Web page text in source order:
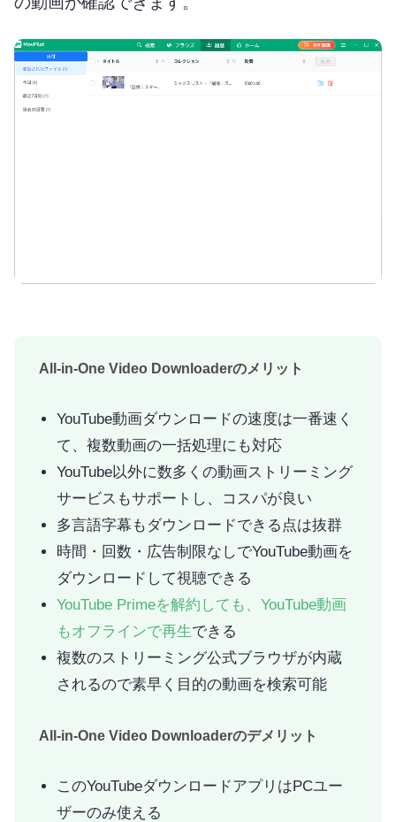
All-in-One Video Downloaderのメリット
YouTube動画ダウンロードの速度は一番速く
て、複数動画の一括処理にも対応
YouTube以外に数多くの動画ストリーミング
サービスもサポートし、コスパが良い
多言語字幕もダウンロードできる点は抜群
時間・回数・広告制限なしでYouTube動画を
ダウンロードして視聴できる
YouTube Primeを解約しても、YouTube動画
もオフラインで再生できる
複数のストリーミング公式ブラウザが内蔵
されるので素早く目的の動画を検索可能
All-in-One Video Downloaderのデメリット
このYouTubeダウンロードアプリはPCユー
ザーのみ使える